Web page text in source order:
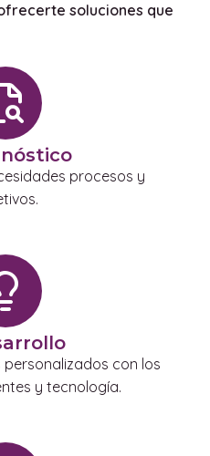
soluciones que
procesos y
personalizados con los
y tecnología.